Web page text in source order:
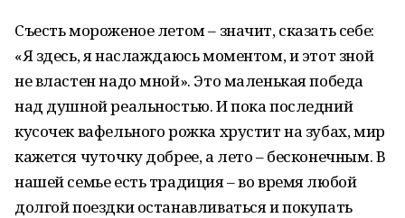
Съесть мороженое летом – значит, сказать себе:
«Я здесь, я наслаждаюсь моментом, и этот зной
не властен надо мной». Это маленькая победа
над душной реальностью. И пока последний
кусочек вафельного рожка хрустит на зубах, мир
кажется чуточку добрее, а лето – бесконечным. В
нашей семье есть традиция – во время любой
долгой поездки останавливаться и покупать